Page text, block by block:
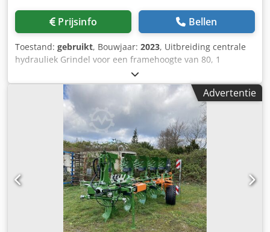
Prijsinfo Bellen
Toestand: gebruikt, Bouwjaar: 2023, Uitbreiding centrale
hydrauliek Grindel voor een framehoogte van 80, 1
ploegeenheid STW / 35, 1 paar risters 430, 1 paar HD-
schoenpunten, 1 paar insteekplaat voor STW / 35, 1 paar
schijfkouters voor Variopf schijfkouter D 500, gekarteld
en/of geveerd, 1 Dedpfx Aqsr Ucigopeck
Advertentie